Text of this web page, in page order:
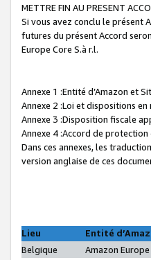
METTRE FIN AU PRESENT
Si vous avez conclu le présent
futures du présent Accord
Europe Core S.à r.l.
Annexe 1 :Entité d’Amazon et
Annexe 2 :Loi et dispositions
Annexe 3 :Disposition fiscale
Annexe 4 :Accord de
Dans ces annexes, les
version anglaise de ces
Lieu
Entité
Belgique
Amazon Europe